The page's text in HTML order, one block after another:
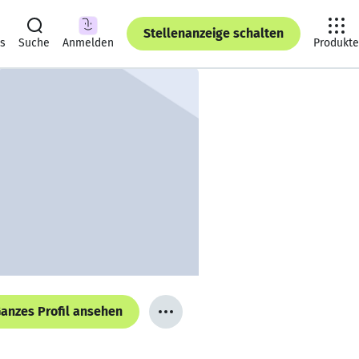
Suche Anmelden
Stellenanzeige schalten
Produkte
Profil ansehen